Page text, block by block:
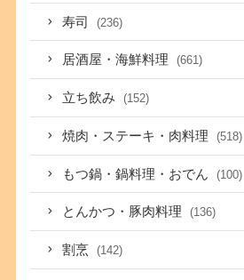
寿司 (236)
居酒屋・海鮮料理 (661)
立ち飲み (152)
焼肉・ステーキ・肉料理 (518)
もつ鍋・鍋料理・おでん (100)
とんかつ・豚肉料理 (136)
割烹 (142)